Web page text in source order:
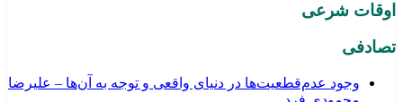
اوقات شرعی
تصادفی
وجود عدم‌قطعیت‌ها در دنیای واقعی و توجه به آن‌ها – علیرضا